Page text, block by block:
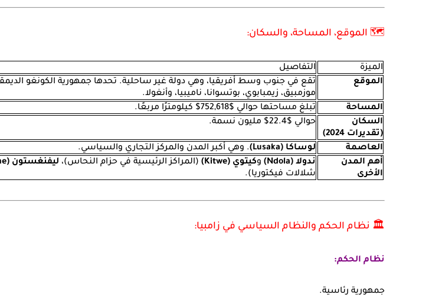
🗺️ الموقع، المساحة، والسكان:
الميزة
التفاصيل
الموقع
تقع في جنوب وسط أفريقيا، وهي دولة غير ساحلية. تحدها جمهورية الكونغو
موزمبيق، زيمبابوي، بوتسوانا، ناميبيا، وأنغولا.
المساحة
تبلغ مساحتها حوالي $752,618$
كيلومترًا مربعًا.
السكان
(تقديرات 2024)
حوالي $22.4$ مليون نسمة.
العاصمة لوساكا (Lusaka)
. وهي أكبر المدن والمركز التجاري والسياسي.
أهم المدن
الأخرى
ندولا (Ndola) وكيتوي (Kitwe) (المراكز الرئيسية في حزام النحاس)، ليفنغستون (Livingstone)
شلالات فيكتوريا).
🏛️ نظام الحكم والنظام السياسي في زامبيا:
نظام الحكم:
جمهورية رئاسية.